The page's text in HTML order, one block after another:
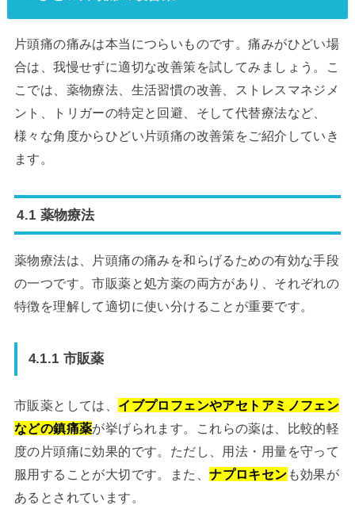
片頭痛の痛みは本当につらいものです。痛みがひどい場
合は、我慢せずに適切な改善策を試してみましょう。こ
こでは、薬物療法、生活習慣の改善、ストレスマネジメ
ント、トリガーの特定と回避、そして代替療法など、
様々な角度からひどい片頭痛の改善策をご紹介していき
ます。
4.1 薬物療法
薬物療法は、片頭痛の痛みを和らげるための有効な手段
の一つです。市販薬と処方薬の両方があり、それぞれの
特徴を理解して適切に使い分けることが重要です。
4.1.1 市販薬
市販薬としては、 イブプロフェンやアセトアミノフェン
などの鎮痛薬が挙げられます。これらの薬は、比較的軽
度の片頭痛に効果的です。ただし、用法・用量を守って
服用することが大切です。また、ナプロキセン も効果が
あるとされています。